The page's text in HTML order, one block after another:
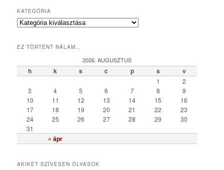
KATEGÓRIA
K
e
r
EZ TÖRTÉNT NÁLAM…
2026. AUGUSZTUS
h k s c p s v
« ápr
1
2
3
4 5 6 7 8
9
10
11 12 13 14 15
16
17
18 19 20 21 22
23
24
25 26 27 28 29
30
31
AKIKET SZÍVESEN OLVASOK